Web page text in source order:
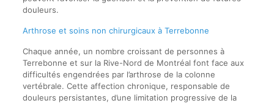
douleurs.
Arthrose et soins non chirurgicaux à Terrebonne
Chaque année, un nombre croissant de personnes à
Terrebonne et sur la Rive-Nord de Montréal font face aux
difficultés engendrées par l’arthrose de la colonne
vertébrale. Cette affection chronique, responsable de
douleurs persistantes, d’une limitation progressive de la